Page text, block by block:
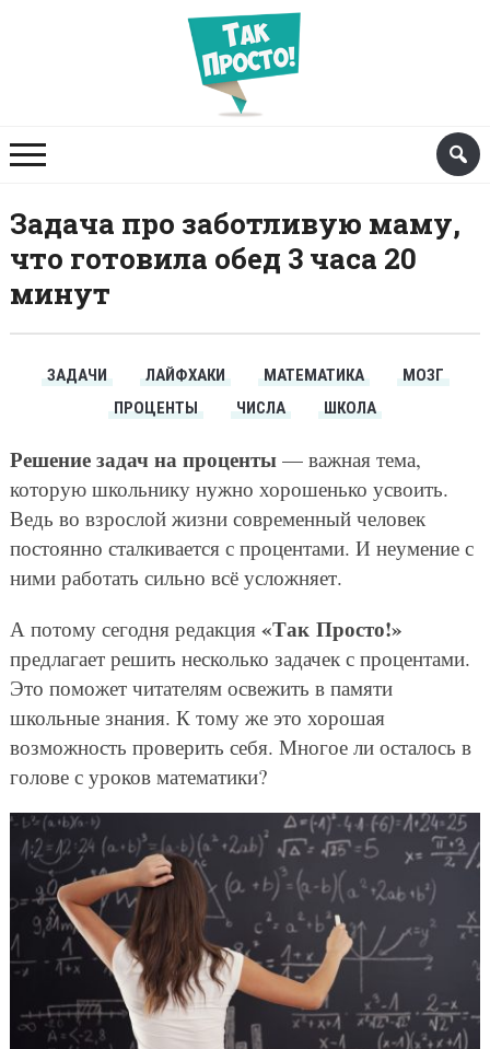
Задача про заботливую маму,
что готовила обед 3 часа 20
минут
ЗАДАЧИ ЛАЙФХАКИ МАТЕМАТИКА
МОЗГ
ПРОЦЕНТЫ
ЧИСЛА ШКОЛА
Решение задач на проценты— важная тема,
которую школьнику нужно хорошенько усвоить.
Ведь во взрослой жизни современный человек
постоянно сталкивается с процентами. И неумение с
ними работать сильно всё усложняет.
А потому сегодня редакция «Так Просто!»
предлагает решить несколько задачек с процентами.
Это поможет читателям освежить в памяти
школьные знания. К тому же это хорошая
возможность проверить себя. Многое ли осталось в
голове с уроков математики?